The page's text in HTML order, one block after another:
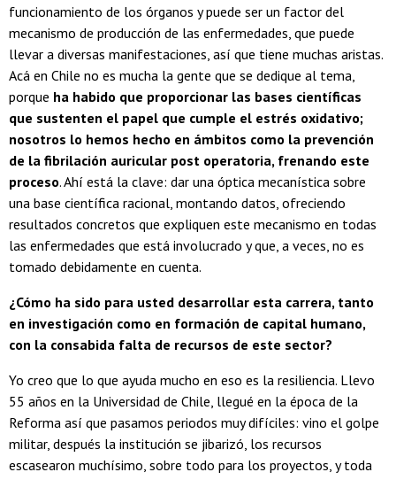
funcionamiento de los órganos y puede ser un factor del
mecanismo de producción de las enfermedades, que puede
llevar a diversas manifestaciones, así que tiene muchas aristas.
Acá en Chile no es mucha la gente que se dedique al tema,
porque ha habido que proporcionar las bases científicas
que sustenten el papel que cumple el estrés oxidativo;
nosotros lo hemos hecho en ámbitos como la prevención
de la fibrilación auricular post operatoria, frenando este
proceso. Ahí está la clave: dar una óptica mecanística sobre
una base científica racional, montando datos, ofreciendo
resultados concretos que expliquen este mecanismo en todas
las enfermedades que está involucrado y que, a veces, no es
tomado debidamente en cuenta.
¿Cómo ha sido para usted desarrollar esta carrera, tanto
en investigación como en formación de capital humano,
con la consabida falta de recursos de este sector?
Yo creo que lo que ayuda mucho en eso es la resiliencia. Llevo
55 años en la Universidad de Chile, llegué en la época de la
Reforma así que pasamos periodos muy difíciles: vino el golpe
militar, después la institución se jibarizó, los recursos
escasearon muchísimo, sobre todo para los proyectos, y toda